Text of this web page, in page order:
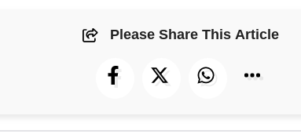
Please Share This Article